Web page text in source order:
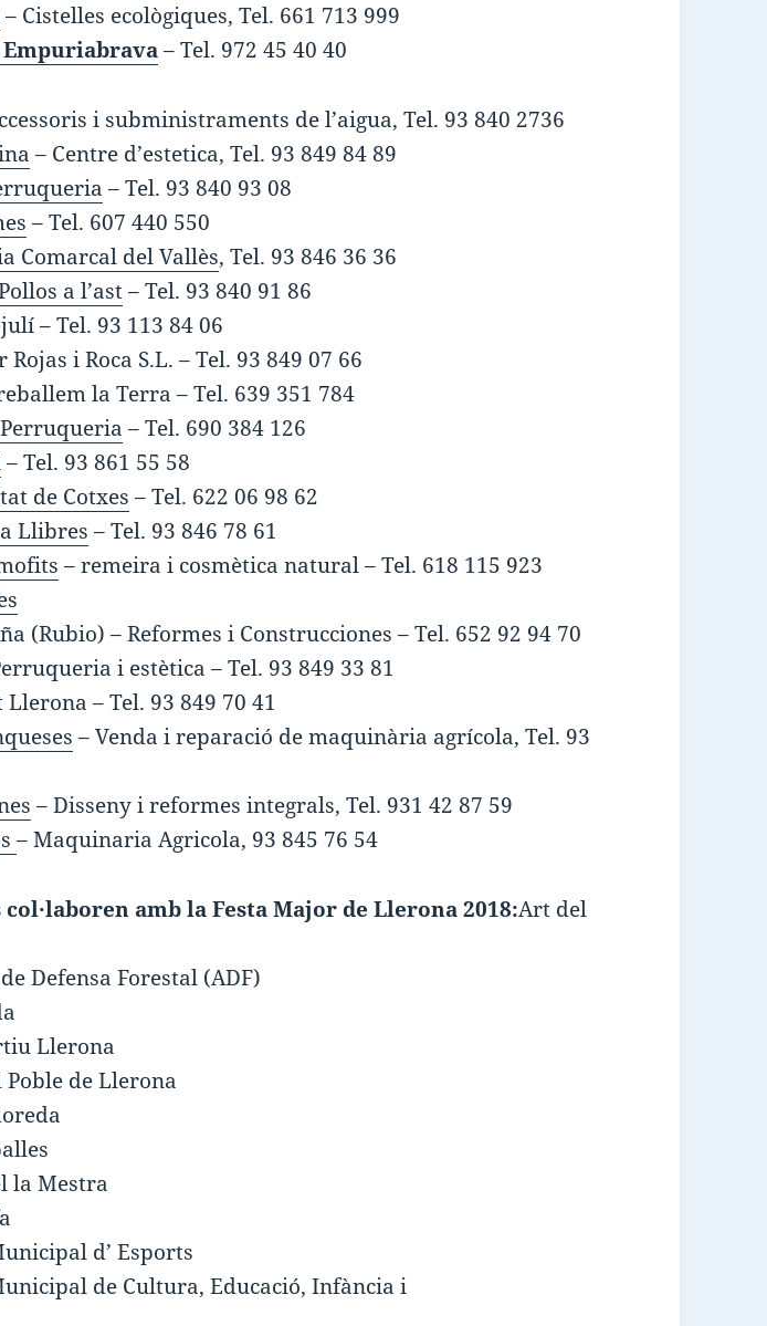
– Cistelles ecològiques, Tel. 661 713 999
– Tel. 972 45 40 40
i subministraments de l’aigua, Tel. 93 840 2736
– Centre d’estetica, Tel. 93 849 84 89
– Tel. 93 840 93 08
– Tel. 607 440 550
Comarcal del Vallès, Tel. 93 846 36 36
a l’ast– Tel. 93 840 91 86
– Tel. 93 113 84 06
i Roca S.L. – Tel. 93 849 07 66
la Terra – Tel. 639 351 784
– Tel. 690 384 126
– Tel. 93 861 55 58
de Cotxes – Tel. 622 06 98 62
Llibres – Tel. 93 846 78 61
– remeira i cosmètica natural – Tel. 618 115 923
(Rubio) – Reformes i Construcciones – Tel. 652 92 94 70
i estètica – Tel. 93 849 33 81
– Tel. 93 849 70 41
– Venda i reparació de maquinària agrícola, Tel. 93
– Disseny i reformes integrals, Tel. 931 42 87 59
– Maquinaria Agricola, 93 845 76 54
col·laboren amb la Festa Major de Llerona 2018:Art del
Defensa Forestal (ADF)
Llerona
Poble de Llerona
la Mestra
d’ Esports
de Cultura, Educació, Infància i